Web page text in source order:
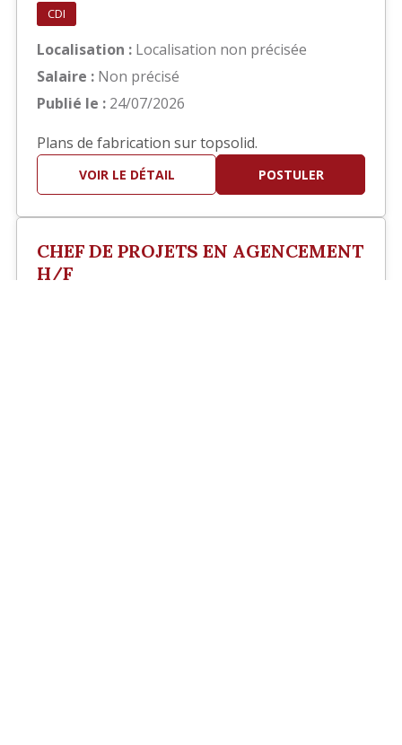
CDI
Localisation : Localisation non précisée
Salaire : Non précisé
Publié le : 24/07/2026
Plans de fabrication sur topsolid.
VOIR LE DÉTAIL POSTULER
CHEF DE PROJETS EN AGENCEMENT
H/F